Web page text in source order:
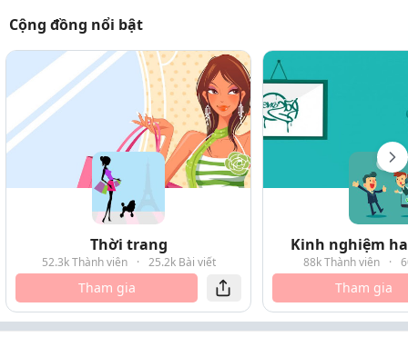
Cộng đồng nổi bật
Thời trang
52.3k Thành viên · 25.2k Bài viết
Tham gia
Kinh nghiệm
88k Thành viên ·
Tham gia